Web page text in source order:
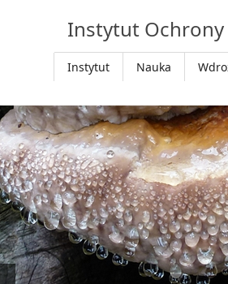
Instytut Ochrony
Instytut Nauka